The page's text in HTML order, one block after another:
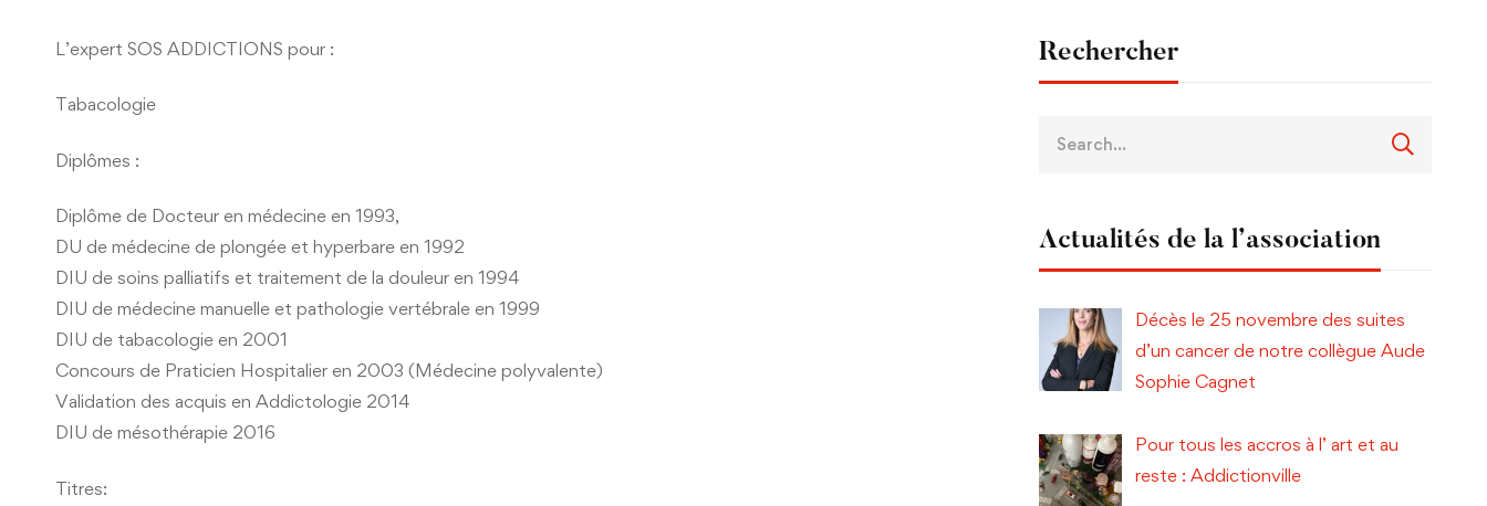
L’expert SOS ADDICTIONS pour :
Tabacologie
Diplômes :
Diplôme de Docteur en médecine en 1993,
DU de médecine de plongée et hyperbare en 1992
DIU de soins palliatifs et traitement de la douleur en 1994
DIU de médecine manuelle et pathologie vertébrale en 1999
DIU de tabacologie en 2001
Concours de Praticien Hospitalier en 2003 (Médecine polyvalente)
Validation des acquis en Addictologie 2014
DIU de mésothérapie 2016
Titres:
Rechercher
Actualités de la l’association
Décès le 25 novembre des suites
d’un cancer de notre collègue Aude
Sophie Cagnet
Pour tous les accros à l’ art et au
reste : Addictionville